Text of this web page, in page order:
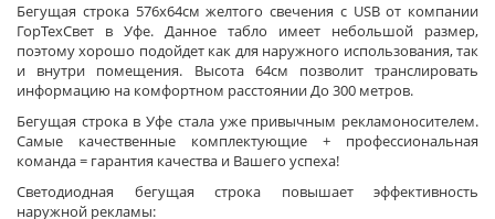
Бегущая строка 576x64см желтого свечения c USB от компании
ГорТехСвет в Уфе. Данное табло имеет небольшой размер,
поэтому хорошо подойдет как для наружного использования, так
и внутри помещения. Высота 64см позволит транслировать
информацию на комфортном расстоянии До 300 метров.
Бегущая строка в Уфе стала уже привычным рекламоносителем.
Самые качественные комплектующие + профессиональная
команда = гарантия качества и Вашего успеха!
Светодиодная бегущая строка повышает эффективность
наружной рекламы: